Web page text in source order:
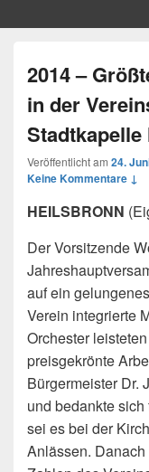
2014 –
in der
Veröffentlicht am 24.
Keine Kommentare ↓
HEILSBRONN
Der Vorsitzende
auf ein
Verein integrierte
Orchesterleisteten
preisgekrönte
Bürgermeister Dr.
und bedankte
sei es bei der
Anlässen.